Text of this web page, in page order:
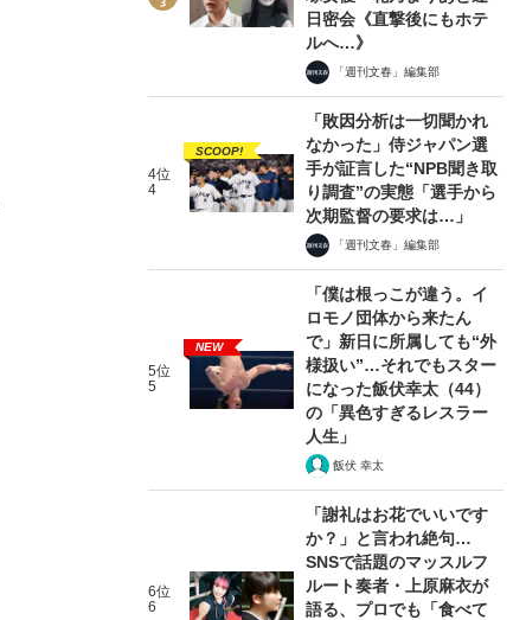
日密会《直撃後にもホテ
ルへ…》
「週刊文春」編集部
4位
4
SCOOP!
「敗因分析は一切聞かれ
なかった」侍ジャパン選
手が証言した“NPB聞き取
り調査”の実態「選手から
次期監督の要求は…」
「週刊文春」編集部
5位
5
NEW
「僕は根っこが違う。イ
ロモノ団体から来たん
で」新日に所属しても“外
様扱い”…それでもスター
になった飯伏幸太（44）
の「異色すぎるレスラー
人生」
飯伏 幸太
6位
6
「謝礼はお花でいいです
か？」と言われ絶句…
SNSで話題のマッスルフ
ルート奏者・上原麻衣が
語る、プロでも「食べて